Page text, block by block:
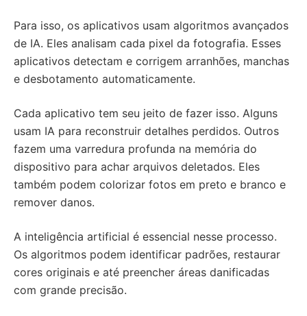
Para isso, os aplicativos usam algoritmos avançados
de IA. Eles analisam cada pixel da fotografia. Esses
aplicativos detectam e corrigem arranhões, manchas
e desbotamento automaticamente.
Cada aplicativo tem seu jeito de fazer isso. Alguns
usam IA para reconstruir detalhes perdidos. Outros
fazem uma varredura profunda na memória do
dispositivo para achar arquivos deletados. Eles
também podem colorizar fotos em preto e branco e
remover danos.
A inteligência artificial é essencial nesse processo.
Os algoritmos podem identificar padrões, restaurar
cores originais e até preencher áreas danificadas
com grande precisão.